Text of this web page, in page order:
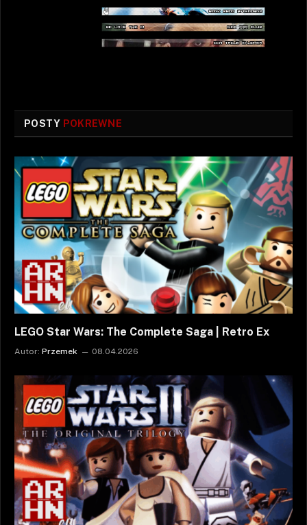
POSTY POKREWNE
LEGO Star Wars: The Complete Saga | Retro Ex
Autor: Przemek 08.04.2026